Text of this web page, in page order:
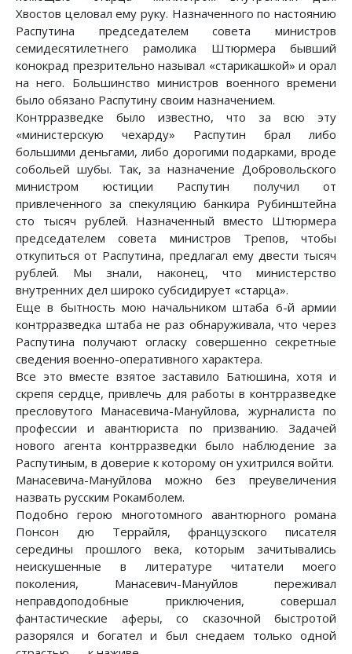
Хвостов целовал ему руку. Назначенного по настоянию
Распутина председателем совета министров
семидесятилетнего рамолика Штюрмера бывший
конокрад презрительно называл «старикашкой» и орал
на него. Большинство министров военного времени
было обязано Распутину своим назначением.
Контрразведке было известно, что за всю эту
«министерскую чехарду» Распутин брал либо
большими деньгами, либо дорогими подарками, вроде
собольей шубы. Так, за назначение Добровольского
министром юстиции Распутин получил от
привлеченного за спекуляцию банкира Рубинштейна
сто тысяч рублей. Назначенный вместо Штюрмера
председателем совета министров Трепов, чтобы
откупиться от Распутина, предлагал ему двести тысяч
рублей. Мы знали, наконец, что министерство
внутренних дел широко субсидирует «старца».
Еще в бытность мою начальником штаба 6-й армии
контрразведка штаба не раз обнаруживала, что через
Распутина получают огласку совершенно секретные
сведения военно-оперативного характера.
Все это вместе взятое заставило Батюшина, хотя и
скрепя сердце, привлечь для работы в контрразведке
пресловутого Манасевича-Мануйлова, журналиста по
профессии и авантюриста по призванию. Задачей
нового агента контрразведки было наблюдение за
Распутиным, в доверие к которому он ухитрился войти.
Манасевича-Мануйлова можно без преувеличения
назвать русским Рокамболем.
Подобно герою многотомного авантюрного романа
Понсон дю Террайля, французского писателя
середины прошлого века, которым зачитывались
неискушенные в литературе читатели моего
поколения, Манасевич-Мануйлов переживал
неправдоподобные приключения, совершал
фантастические аферы, со сказочной быстротой
разорялся и богател и был снедаем только одной